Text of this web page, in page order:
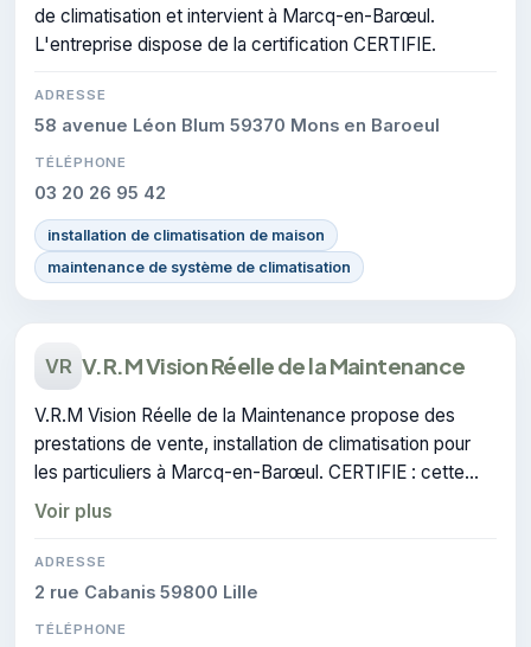
de climatisation et intervient à Marcq-en-Barœul.
L'entreprise dispose de la certification CERTIFIE.
ADRESSE
58 avenue Léon Blum 59370 Mons en Baroeul
TÉLÉPHONE
03 20 26 95 42
installation de climatisation de maison
maintenance de système de climatisation
VR V.R.M Vision Réelle de la Maintenance
V.R.M Vision Réelle de la Maintenance propose des
prestations de vente, installation de climatisation pour
les particuliers à Marcq-en-Barœul. CERTIFIE : cette
certification atteste du savoir-faire de l'entreprise.
Voir plus
ADRESSE
2 rue Cabanis 59800 Lille
TÉLÉPHONE